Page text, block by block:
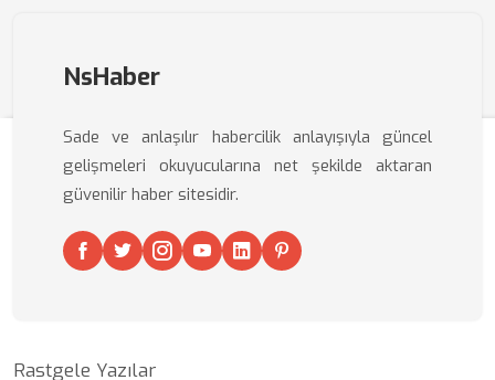
NsHaber
Sade ve anlaşılır habercilik anlayışıyla güncel
gelişmeleri okuyucularına net şekilde aktaran
güvenilir haber sitesidir.
Rastgele Yazılar